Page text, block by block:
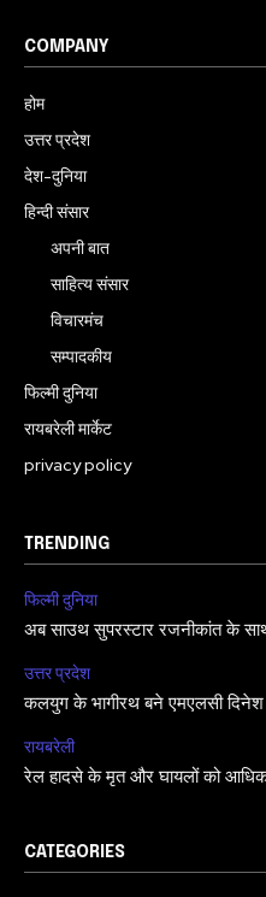
COMPANY
होम
उत्तर प्रदेश
देश-दुनिया
हिन्दी संसार
अपनी बात
साहित्य संसार
विचारमंच
सम्पादकीय
फिल्मी दुनिया
रायबरेली मार्केट
privacy policy
TRENDING
फिल्मी दुनिया
अब साउथ सुपरस्टार रजनीकांत के साथ
उत्तर प्रदेश
कलयुग के भागीरथ बने एमएलसी दिनेश
रायबरेली
रेल हादसे के मृत और घायलों को
CATEGORIES